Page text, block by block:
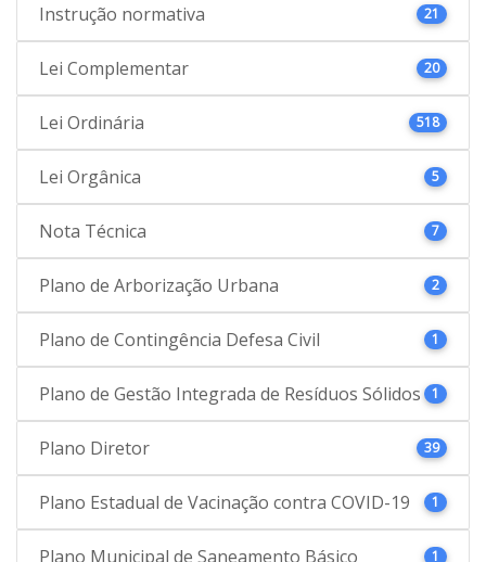
Instrução normativa 21
Lei Complementar 20
Lei Ordinária 518
Lei Orgânica 5
Nota Técnica 7
Plano de Arborização Urbana 2
Plano de Contingência Defesa Civil 1
Plano de Gestão Integrada de Resíduos Sólidos 1
Plano Diretor 39
Plano Estadual de Vacinação contra COVID-19 1
Plano Municipal de Saneamento Básico 1